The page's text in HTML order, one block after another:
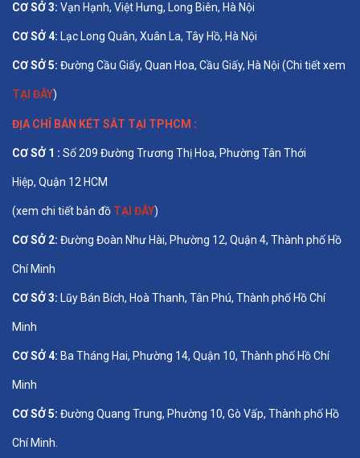
CƠ SỞ 3: Vạn Hạnh, Việt Hưng, Long Biên, Hà Nội
CƠ SỞ 4: Lạc Long Quân, Xuân La, Tây Hồ, Hà Nội
CƠ SỞ 5: Đường Cầu Giấy, Quan Hoa, Cầu Giấy, Hà Nội (Chi tiết xem
TẠI ĐÂY)
ĐỊA CHỈ BÁN KÉT SẮT TẠI TPHCM :
CƠ SỞ 1 : Số 209 Đường Trương Thị Hoa, Phường Tân Thới
Hiệp, Quận 12 HCM
(xem chi tiết bản đồ TẠI ĐÂY)
CƠ SỞ 2: Đường Đoàn Như Hài, Phường 12, Quận 4, Thành phố Hồ
Chí Minh
CƠ SỞ 3: Lũy Bán Bích, Hoà Thanh, Tân Phú, Thành phố Hồ Chí
Minh
CƠ SỞ 4: Ba Tháng Hai, Phường 14, Quận 10, Thành phố Hồ Chí
Minh
CƠ SỞ 5: Đường Quang Trung, Phường 10, Gò Vấp, Thành phố Hồ
Chí Minh.